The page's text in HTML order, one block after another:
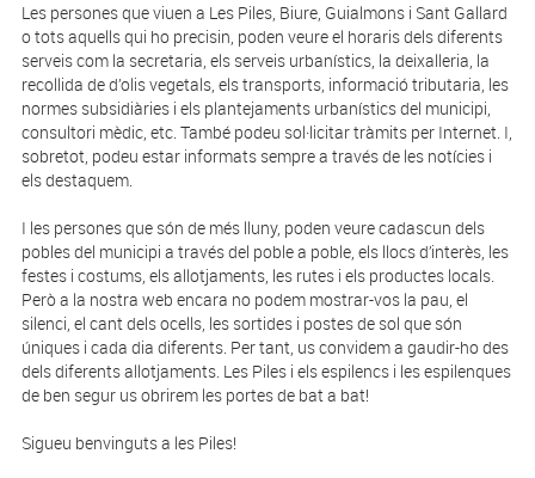
Les persones que viuen a Les Piles, Biure, Guialmons i Sant Gallard
o tots aquells qui ho precisin, poden veure el horaris dels diferents
serveis com la secretaria, els serveis urbanístics, la deixalleria, la
recollida de d’olis vegetals, els transports, informació tributaria, les
normes subsidiàries i els plantejaments urbanístics del municipi,
consultori mèdic, etc. També podeu sol·licitar tràmits per Internet. I,
sobretot, podeu estar informats sempre a través de les notícies i
els destaquem.
I les persones que són de més lluny, poden veure cadascun dels
pobles del municipi a través del poble a poble, els llocs d’interès, les
festes i costums, els allotjaments, les rutes i els productes locals.
Però a la nostra web encara no podem mostrar-vos la pau, el
silenci, el cant dels ocells, les sortides i postes de sol que són
úniques i cada dia diferents. Per tant, us convidem a gaudir-ho des
dels diferents allotjaments. Les Piles i els espilencs i les espilenques
de ben segur us obrirem les portes de bat a bat!
Sigueu benvinguts a les Piles!